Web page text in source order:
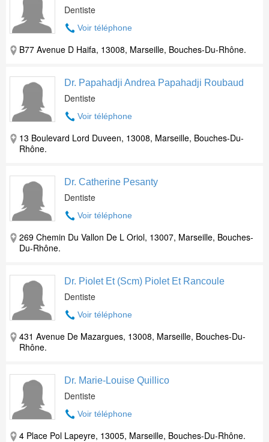
Dentiste
Voir téléphone
B77 Avenue D Haifa, 13008, Marseille, Bouches-Du-Rhône.
Dr. Papahadji Andrea Papahadji Roubaud
Dentiste
Voir téléphone
13 Boulevard Lord Duveen, 13008, Marseille, Bouches-Du-
Rhône.
Dr. Catherine Pesanty
Dentiste
Voir téléphone
269 Chemin Du Vallon De L Oriol, 13007, Marseille, Bouches-
Du-Rhône.
Dr. Piolet Et (Scm) Piolet Et Rancoule
Dentiste
Voir téléphone
431 Avenue De Mazargues, 13008, Marseille, Bouches-Du-
Rhône.
Dr. Marie-Louise Quillico
Dentiste
Voir téléphone
4 Place Pol Lapeyre, 13005, Marseille, Bouches-Du-Rhône.